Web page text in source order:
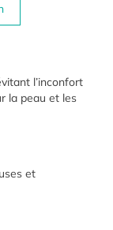
l’inconfort
la peau et les
et